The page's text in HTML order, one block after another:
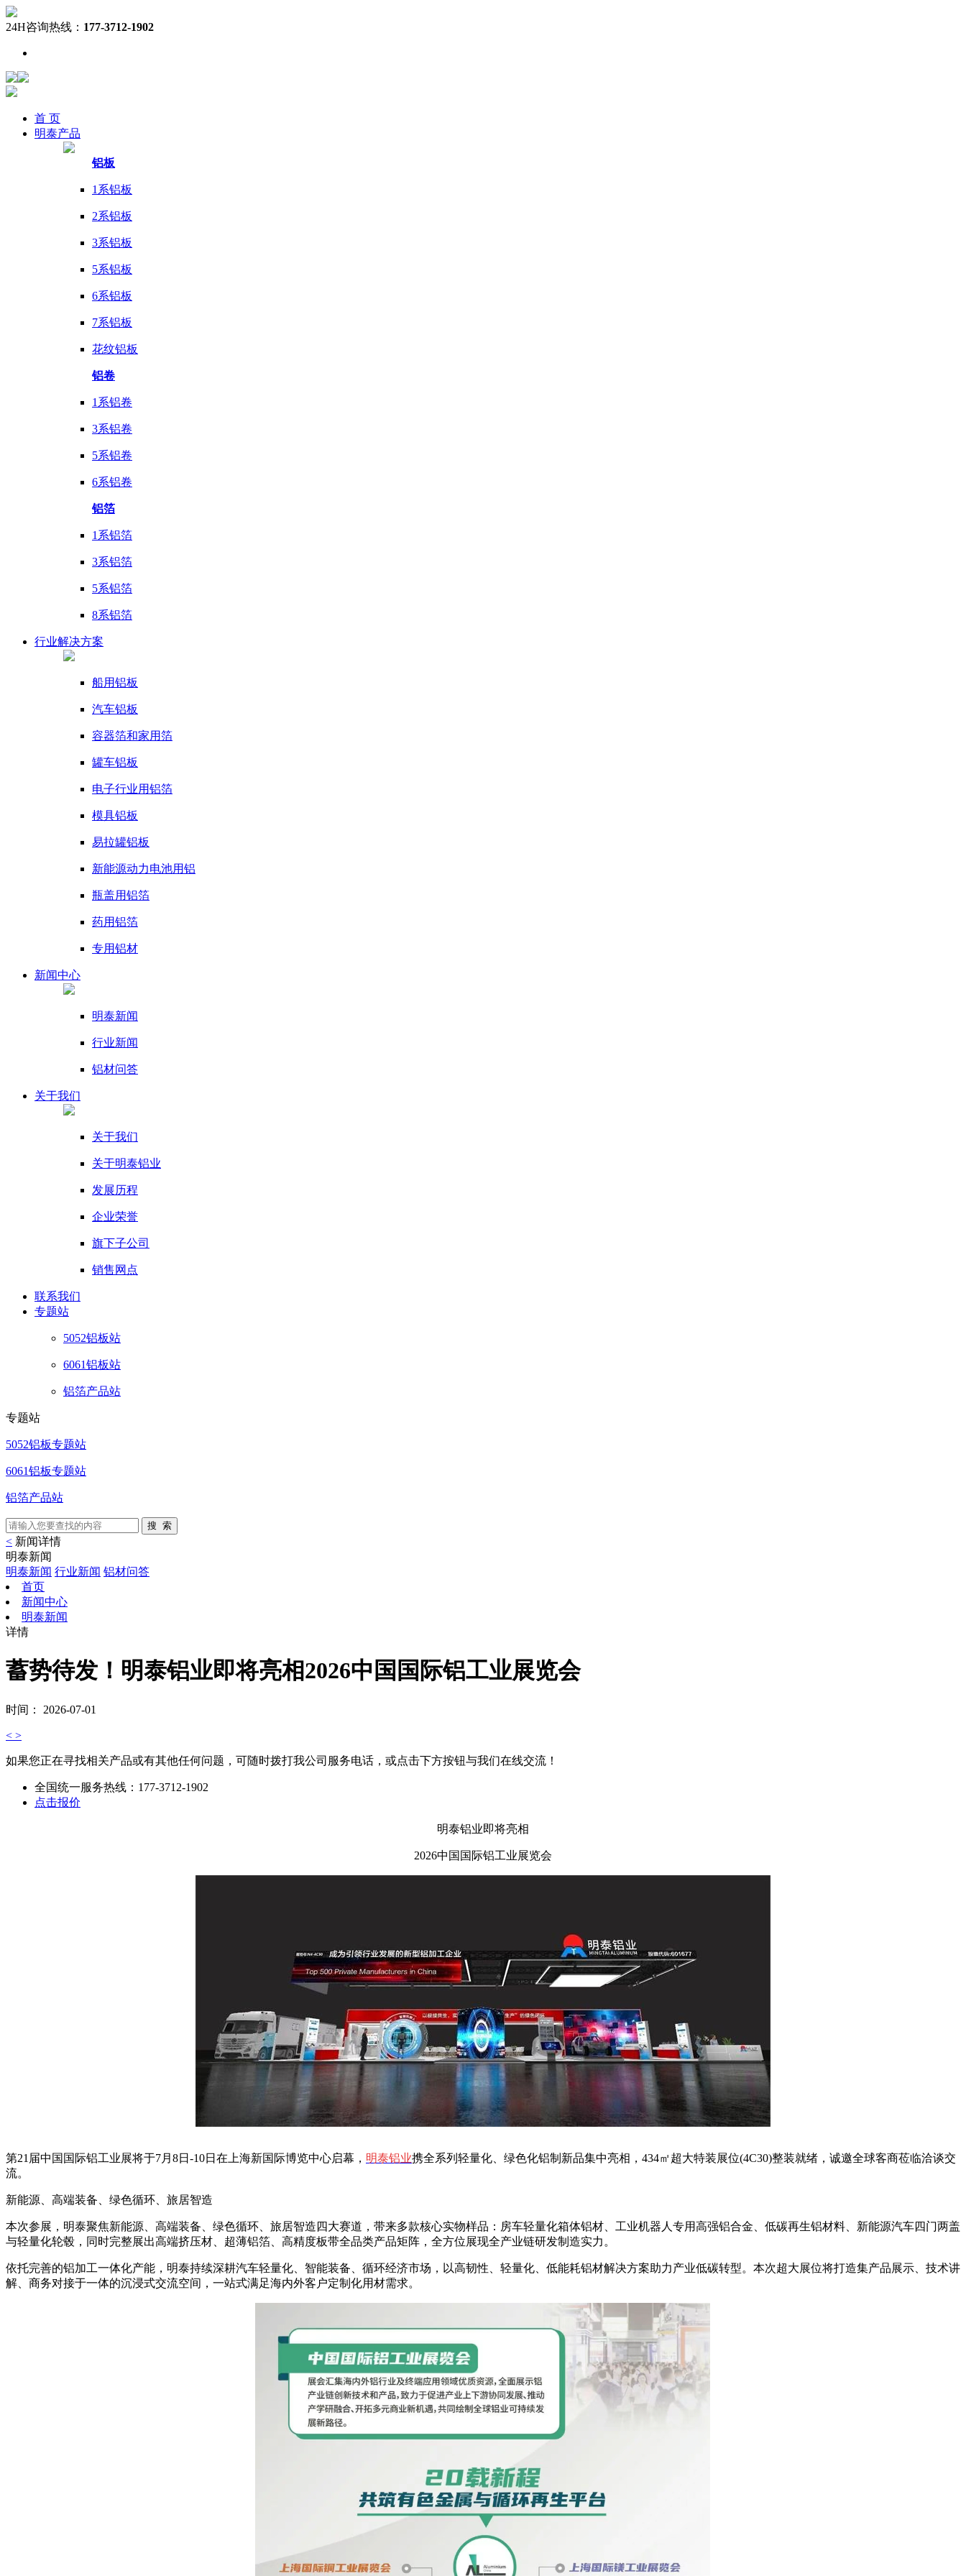
24H咨询热线： 177-3712-1902
首 页
明泰产品
铝板
1系铝板
2系铝板
3系铝板
5系铝板
6系铝板
7系铝板
花纹铝板
铝卷
1系铝卷
3系铝卷
5系铝卷
6系铝卷
铝箔
1系铝箔
3系铝箔
5系铝箔
8系铝箔
行业解决方案
船用铝板
汽车铝板
容器箔和家用箔
罐车铝板
电子行业用铝箔
模具铝板
易拉罐铝板
新能源动力电池用铝
瓶盖用铝箔
药用铝箔
专用铝材
新闻中心
明泰新闻
行业新闻
铝材问答
关于我们
关于我们
关于明泰铝业
发展历程
企业荣誉
旗下子公司
销售网点
联系我们
专题站
5052铝板站
6061铝板站
铝箔产品站
专题站
5052铝板专题站
6061铝板专题站
铝箔产品站
< 新闻详情
明泰新闻
明泰新闻 行业新闻 铝材问答
首页
新闻中心
明泰新闻
详情
蓄势待发！明泰铝业即将亮相2026中国国际铝工业展览会
时间： 2026-07-01
< >
如果您正在寻找相关产品或有其他任何问题，可随时拨打我公司服务电话，或点击下方按钮与我们在线交流！
全国统一服务热线： 177-3712-1902
点击报价
明泰铝业即将亮相
2026中国国际铝工业展览会
第21届中国国际铝工业展将于7月8日-10日在上海新国际博览中心启幕， 明泰铝业携全系列轻量化、绿色化铝制新品集中亮相，434㎡超大特装展位(4C30)整装就绪，诚邀全球客商莅临洽谈交
流。
新能源、高端装备、绿色循环、旅居智造
本次参展，明泰聚焦新能源、高端装备、绿色循环、旅居智造四大赛道，带来多款核心实物样品：房车轻量化箱体铝材、工业机器人专用高强铝合金、低碳再生铝材料、新能源汽车四门两盖
与轻量化轮毂，同时完整展出高端挤压材、超薄铝箔、高精度板带全品类产品矩阵，全方位展现全产业链研发制造实力。
依托完善的铝加工一体化产能，明泰持续深耕汽车轻量化、智能装备、循环经济市场，以高韧性、轻量化、低能耗铝材解决方案助力产业低碳转型。本次超大展位将打造集产品展示、技术讲
解、商务对接于一体的沉浸式交流空间，一站式满足海内外客户定制化用材需求。